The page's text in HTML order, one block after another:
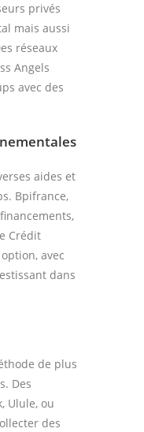
privés
mais aussi
réseaux
Angels
avec des
aides et
Bpifrance,
Crédit
avec
dans
de plus
Des
Ulule, ou
des